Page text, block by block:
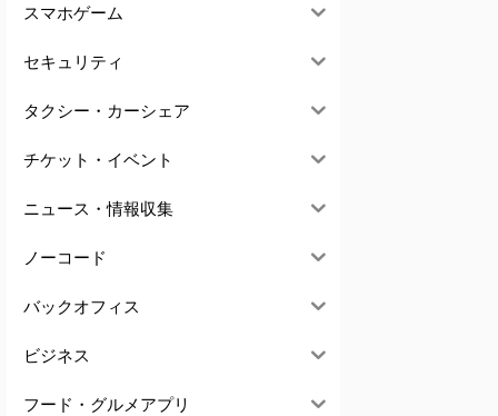
スマホゲーム
セキュリティ
タクシー・カーシェア
チケット・イベント
ニュース・情報収集
ノーコード
バックオフィス
ビジネス
フード・グルメアプリ